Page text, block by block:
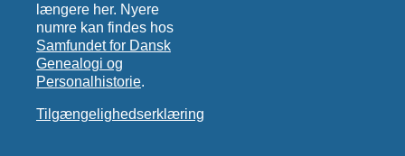
længere her. Nyere
numre kan findes hos
Samfundet for Dansk
Genealogi og
Personalhistorie.
Tilgængelighedserklæring